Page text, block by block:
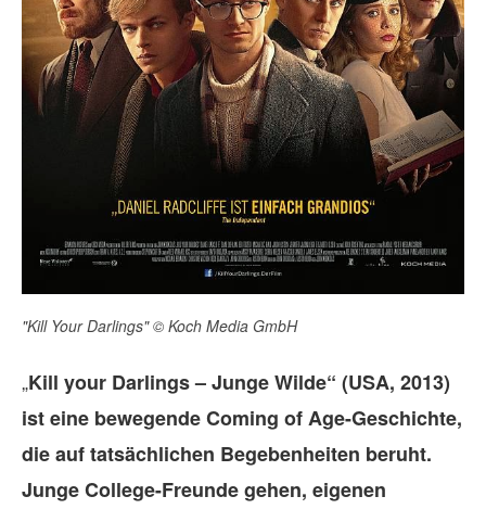
"Kill Your Darlings" © Koch Media GmbH
„Kill your Darlings – Junge Wilde“ (USA, 2013)
ist eine bewegende Coming of Age-Geschichte,
die auf tatsächlichen Begebenheiten beruht.
Junge College-Freunde gehen, eigenen